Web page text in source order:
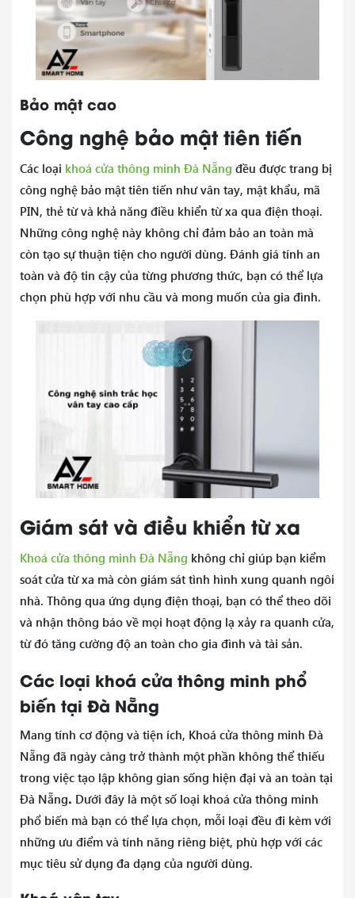
Bảo mật cao
Công nghệ bảo mật tiên tiến
Các loại khoá cửa thông minh Đà Nẵng đều được trang bị
công nghệ bảo mật tiên tiến như vân tay, mật khẩu, mã
PIN, thẻ từ và khả năng điều khiển từ xa qua điện thoại.
Những công nghệ này không chỉ đảm bảo an toàn mà
còn tạo sự thuận tiện cho người dùng. Đánh giá tính an
toàn và độ tin cậy của từng phương thức, bạn có thể lựa
chọn phù hợp với nhu cầu và mong muốn của gia đình.
Giám sát và điều khiển từ xa
Khoá cửa thông minh Đà Nẵng không chỉ giúp bạn kiểm
soát cửa từ xa mà còn giám sát tình hình xung quanh ngôi
nhà. Thông qua ứng dụng điện thoại, bạn có thể theo dõi
và nhận thông báo về mọi hoạt động lạ xảy ra quanh cửa,
từ đó tăng cường độ an toàn cho gia đình và tài sản.
Các loại khoá cửa thông minh phổ
biến tại Đà Nẵng
Mang tính cơ động và tiện ích, Khoá cửa thông minh Đà
Nẵng đã ngày càng trở thành một phần không thể thiếu
trong việc tạo lập không gian sống hiện đại và an toàn tại
Đà Nẵng. Dưới đây là một số loại khoá cửa thông minh
phổ biến mà bạn có thể lựa chọn, mỗi loại đều đi kèm với
những ưu điểm và tính năng riêng biệt, phù hợp với các
mục tiêu sử dụng đa dạng của người dùng.